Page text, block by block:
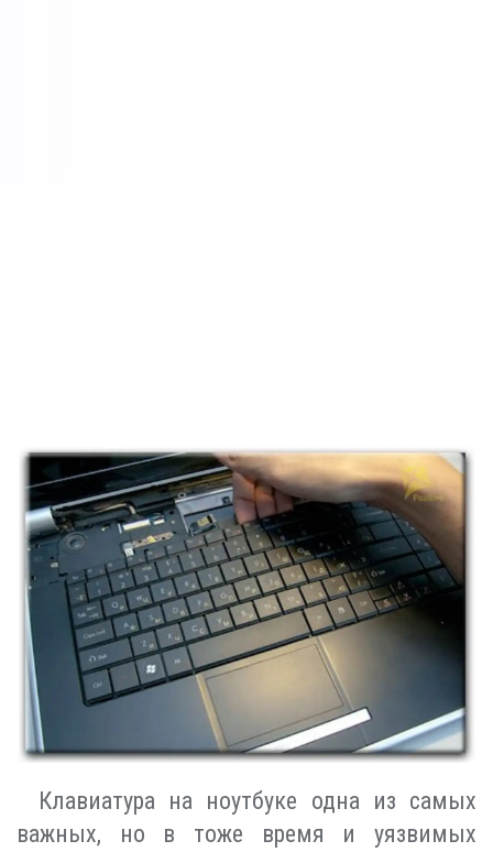
Клавиатура на ноутбуке одна из самых
важных, но в тоже время и уязвимых